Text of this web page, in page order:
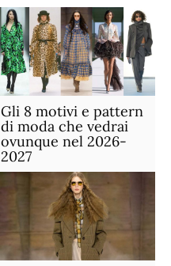
Gli 8 motivi e pattern
di moda che vedrai
ovunque nel 2026-
2027